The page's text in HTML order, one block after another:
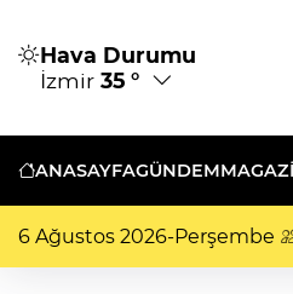
Hava Durumu
İzmir 35 °
ANASAYFAGÜNDEM
6 Ağustos 2026-Perşembe